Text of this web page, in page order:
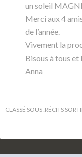
un soleil
Merci aux 4
de l’année.
Vivement la
Bisous à tous et
Anna
CLASSÉ SOUS :RÉCITS